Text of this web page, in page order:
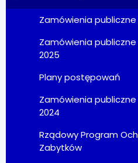
Zamówienia publiczne
Zamówienia publiczne
2025
Plany postępowań
Zamówienia publiczne
2024
Rządowy Program
Zabytków